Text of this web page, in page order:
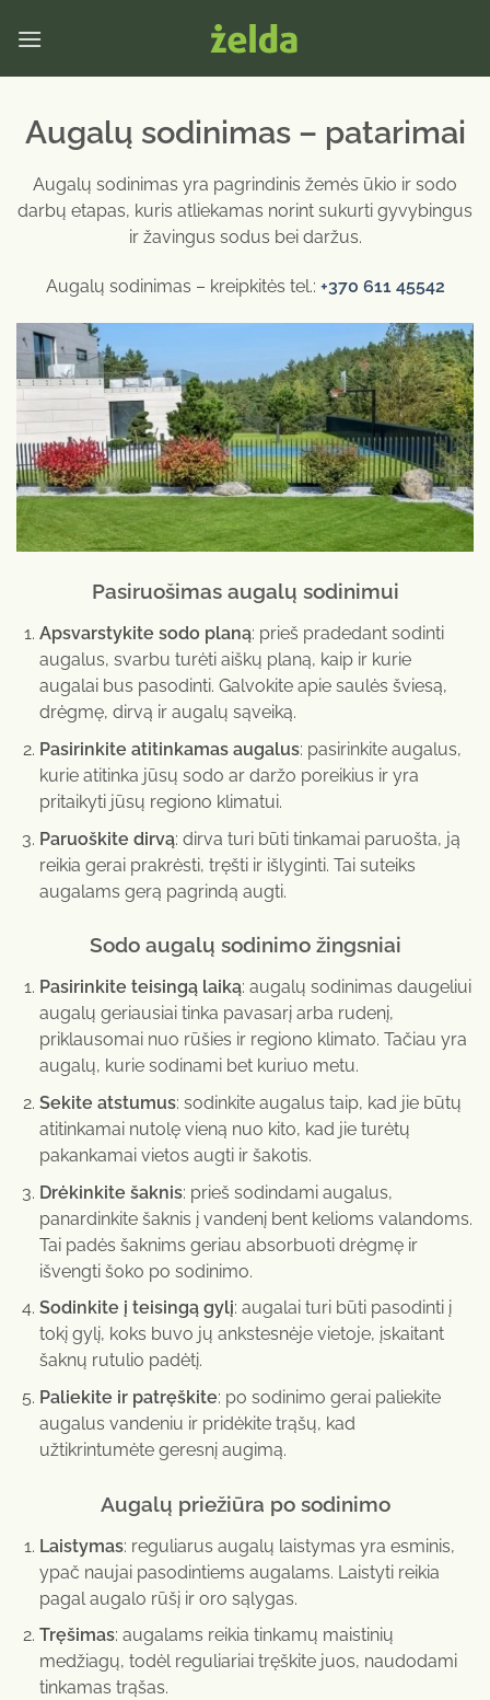
Augalų sodinimas – patarimai
Augalų sodinimas yra pagrindinis žemės ūkio ir sodo
darbų etapas, kuris atliekamas norint sukurti gyvybingus
ir žavingus sodus bei daržus.
Augalų sodinimas – kreipkitės tel.: +370 611 45542
Pasiruošimas augalų sodinimui
Apsvarstykite sodo planą: prieš pradedant sodinti
augalus, svarbu turėti aiškų planą, kaip ir kurie
augalai bus pasodinti. Galvokite apie saulės šviesą,
drėgmę, dirvą ir augalų sąveiką.
Pasirinkite atitinkamas augalus: pasirinkite augalus,
kurie atitinka jūsų sodo ar daržo poreikius ir yra
pritaikyti jūsų regiono klimatui.
Paruoškite dirvą: dirva turi būti tinkamai paruošta, ją
reikia gerai prakrėsti, tręšti ir išlyginti. Tai suteiks
augalams gerą pagrindą augti.
Sodo augalų sodinimo žingsniai
Pasirinkite teisingą laiką: augalų sodinimas daugeliui
augalų geriausiai tinka pavasarį arba rudenį,
priklausomai nuo rūšies ir regiono klimato. Tačiau yra
augalų, kurie sodinami bet kuriuo metu.
Sekite atstumus: sodinkite augalus taip, kad jie būtų
atitinkamai nutolę vieną nuo kito, kad jie turėtų
pakankamai vietos augti ir šakotis.
Drėkinkite šaknis: prieš sodindami augalus,
panardinkite šaknis į vandenį bent kelioms valandoms.
Tai padės šaknims geriau absorbuoti drėgmę ir
išvengti šoko po sodinimo.
Sodinkite į teisingą gylį: augalai turi būti pasodinti į
tokį gylį, koks buvo jų ankstesnėje vietoje, įskaitant
šaknų rutulio padėtį.
Paliekite ir patręškite: po sodinimo gerai paliekite
augalus vandeniu ir pridėkite trąšų, kad
užtikrintumėte geresnį augimą.
Augalų priežiūra po sodinimo
Laistymas: reguliarus augalų laistymas yra esminis,
ypač naujai pasodintiems augalams. Laistyti reikia
pagal augalo rūšį ir oro sąlygas.
Tręšimas: augalams reikia tinkamų maistinių
medžiagų, todėl reguliariai tręškite juos, naudodami
tinkamas trąšas.